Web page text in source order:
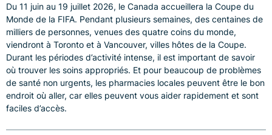
Du 11 juin au 19 juillet 2026, le Canada accueillera la Coupe du
Monde de la FIFA. Pendant plusieurs semaines, des centaines de
milliers de personnes, venues des quatre coins du monde,
viendront à Toronto et à Vancouver, villes hôtes de la Coupe.
Durant les périodes d’activité intense, il est important de savoir
où trouver les soins appropriés. Et pour beaucoup de problèmes
de santé non urgents, les pharmacies locales peuvent être le bon
endroit où aller, car elles peuvent vous aider rapidement et sont
faciles d’accès.